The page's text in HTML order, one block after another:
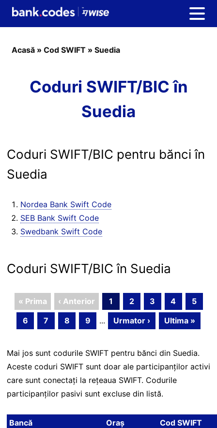
Acasă » Cod SWIFT » Suedia
Coduri SWIFT/BIC în
Suedia
Coduri SWIFT/BIC pentru bănci în
Suedia
Nordea Bank Swift Code
SEB Bank Swift Code
Swedbank Swift Code
Coduri SWIFT/BIC în Suedia
« Prima ‹ Anterior 1 2 3 4
5
6
7 8 9 ... Urmator › Ultima »
Mai jos sunt codurile SWIFT pentru bănci din Suedia.
Aceste coduri SWIFT sunt doar ale participanților activi
care sunt conectați la rețeaua SWIFT. Codurile
participanților pasivi sunt excluse din listă.
Bancă Oraș
Cod SWIFT